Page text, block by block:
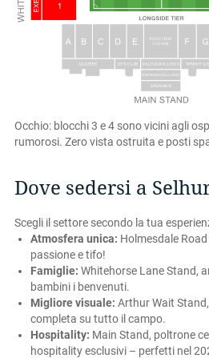
Occhio: blocchi 3 e 4 sono vicini agli
rumorosi. Zero vista ostruita e posti
Dove sedersi a
Scegli il settore secondo la tua
Atmosfera unica: Holmesdale
passione e tifo!
Famiglie: Whitehorse Lane Stand,
bambini i benvenuti.
Migliore visuale: Arthur Wait
completa su tutto il campo.
Hospitality: Main Stand, poltrone
hospitality esclusivi – perfetti nel